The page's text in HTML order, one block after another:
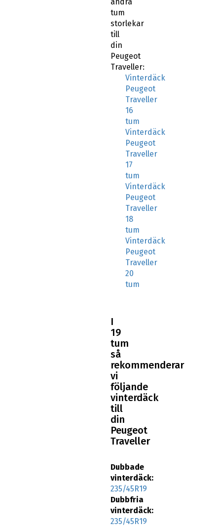
storlekar
till
din
Peugeot
Traveller:
Vinterdäck
Peugeot
Traveller
16
tum
Vinterdäck
Peugeot
Traveller
17
tum
Vinterdäck
Peugeot
Traveller
18
tum
Vinterdäck
Peugeot
Traveller
20
tum
tum
så
rekommenderar
vi
följande
vinterdäck
till
din
Peugeot
Traveller
Dubbade
235/45R19
Dubbfria
vinterdäck:
235/45R19
Nedan